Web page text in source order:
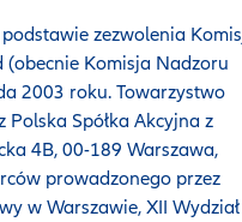
zezwolenia
(obecnie Komisja Nadzoru
2003 roku. Towarzystwo
Spółka Akcyjna z
4B, 00-189 Warszawa,
prowadzonego przez
w Warszawie, XII Wydział